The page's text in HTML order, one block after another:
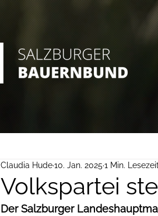
Volkspartei
Claudia Hude10. Jan. 2025 1 Min. Lesezeit
Der Salzburger